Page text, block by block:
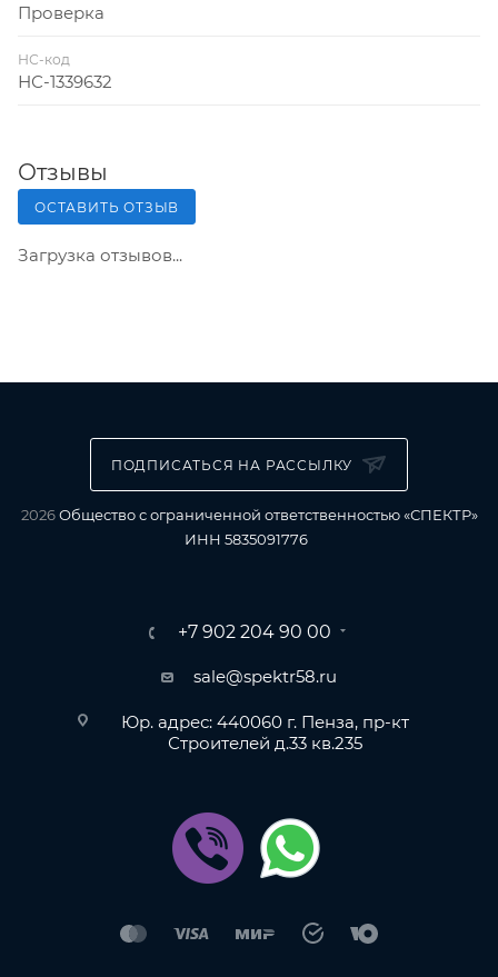
Проверка
НС-код
НС-1339632
Отзывы
ОСТАВИТЬ ОТЗЫВ
Загрузка отзывов...
ПОДПИСАТЬСЯ НА РАССЫЛКУ
2026Общество с ограниченной ответственностью «СПЕКТР»
ИНН 5835091776
+7 902 204 90 00
sale@spektr58.ru
Юр. адрес: 440060 г. Пенза, пр-кт
Строителей д.33 кв.235